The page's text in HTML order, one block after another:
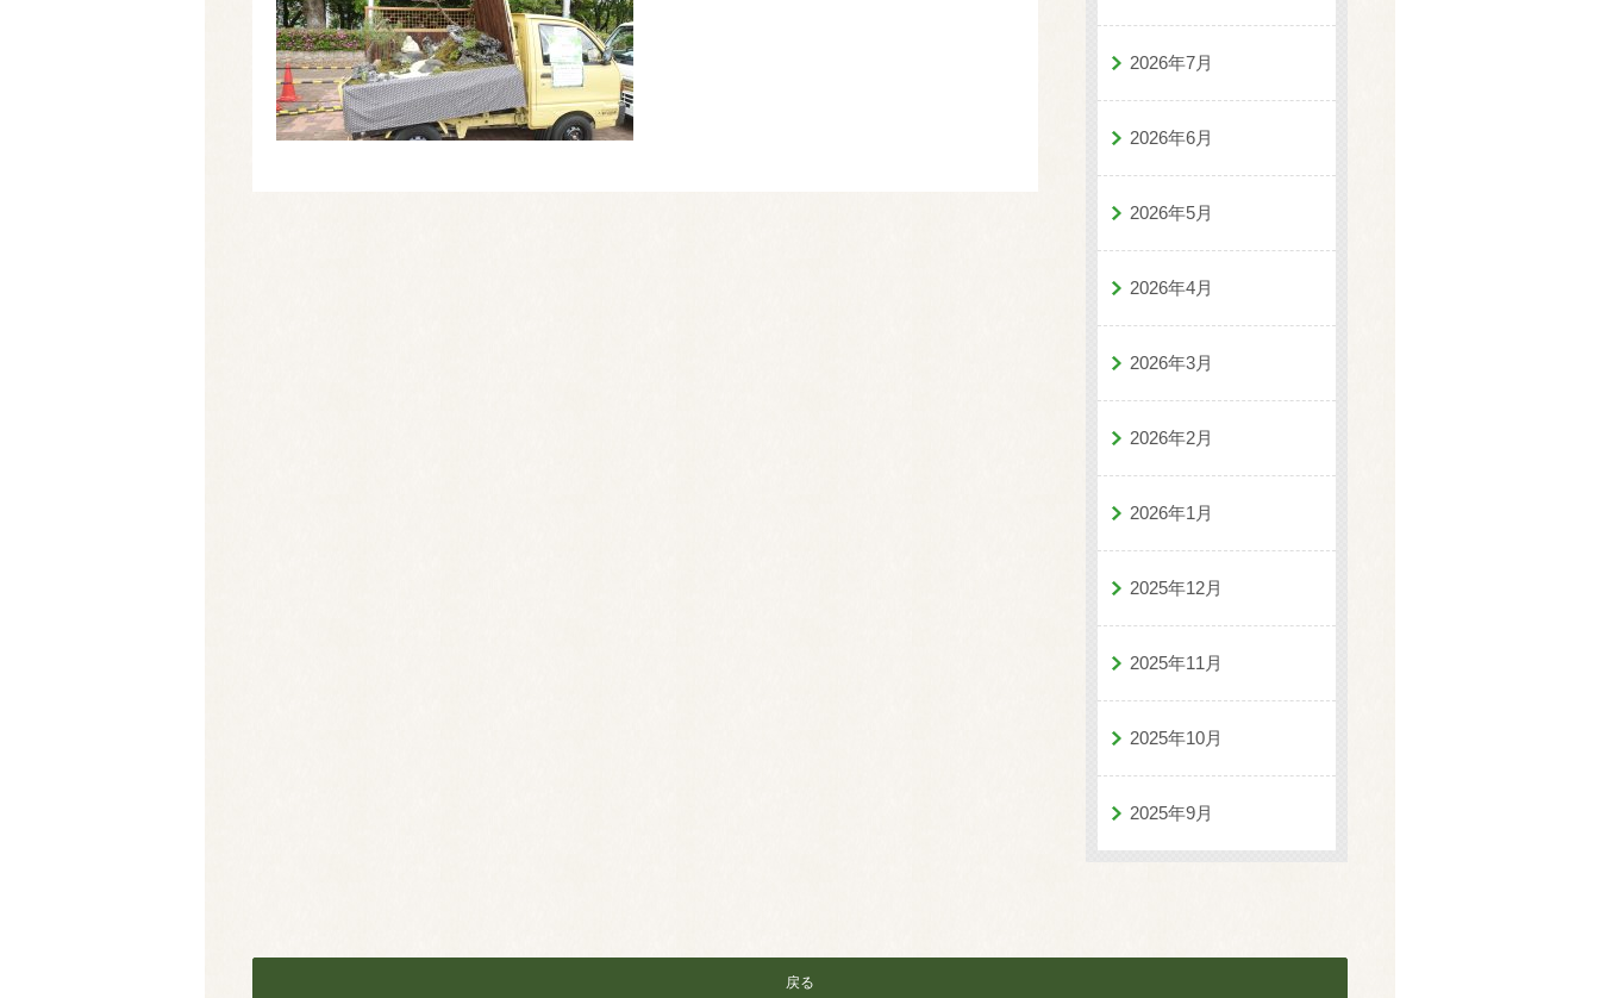
2026年7月
2026年6月
2026年5月
2026年4月
2026年3月
2026年2月
2026年1月
2025年12月
2025年11月
2025年10月
2025年9月
戻る